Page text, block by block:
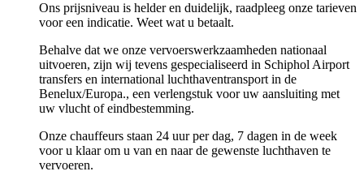
Ons prijsniveau is helder en duidelijk, raadpleeg onze tarieven
voor een indicatie. Weet wat u betaalt.
Behalve dat we onze vervoerswerkzaamheden nationaal
uitvoeren, zijn wij tevens gespecialiseerd in Schiphol Airport
transfers en international luchthaventransport in de
Benelux/Europa., een verlengstuk voor uw aansluiting met
uw vlucht of eindbestemming.
Onze chauffeurs staan 24 uur per dag, 7 dagen in de week
voor u klaar om u van en naar de gewenste luchthaven te
vervoeren.